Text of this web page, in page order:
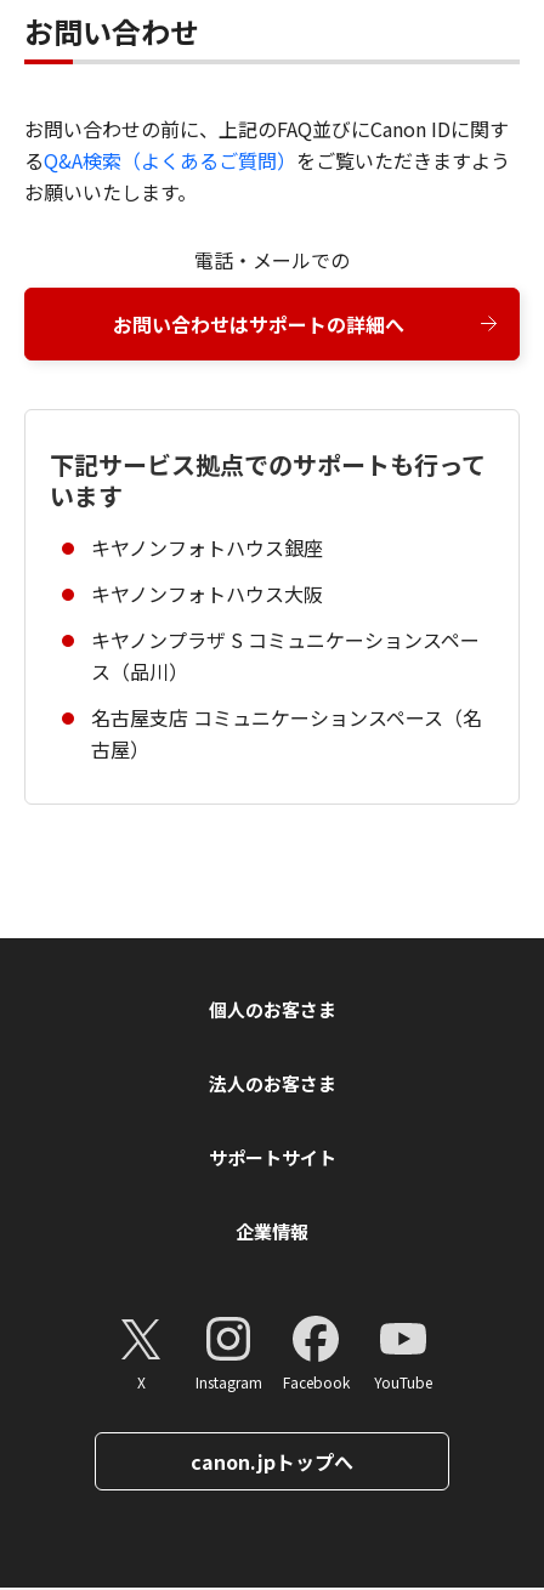
お問い合わせ
お問い合わせの前に、上記のFAQ並びにCanon IDに関す
るQ&A検索（よくあるご質問） をご覧いただきますよう
お願いいたします。
電話・メールでの
お問い合わせはサポートの詳細へ
下記サービス拠点でのサポートも行って
います
キヤノンフォトハウス銀座
キヤノンフォトハウス大阪
キヤノンプラザ S コミュニケーションスペー
ス（品川）
名古屋支店 コミュニケーションスペース（名
古屋）
個人のお客さま
法人のお客さま
サポートサイト
企業情報
X Instagram Facebook YouTube
canon.jpトップへ